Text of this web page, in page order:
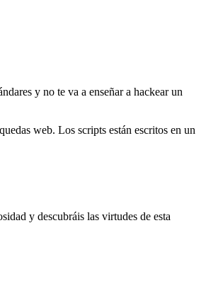
y no te va a enseñar a hackear un
web. Los scripts están escritos en un
y descubráis las virtudes de esta